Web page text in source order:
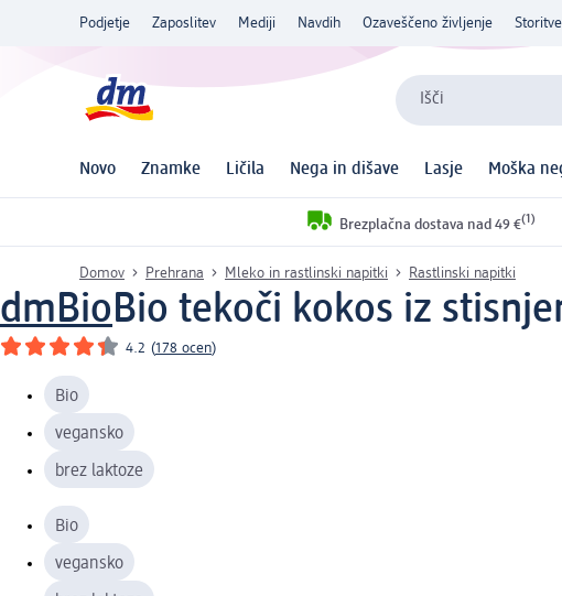
Podjetje Zaposlitev Mediji Navdih Ozaveščeno življenje Storitve
Išči
Novo Znamke Ličila Nega in dišave Lasje Moška
Brezplačna dostava nad 49 €(1)
Domov Prehrana Mleko in rastlinski napitki Rastlinski napitki
dmBioBio tekoči kokos iz
4.2 (178 ocen)
Bio
vegansko
brez laktoze
Bio
vegansko